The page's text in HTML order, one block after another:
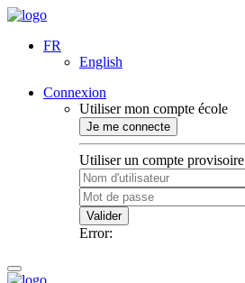
FR
English
Connexion
Utiliser mon compte école
Je me connecte
Utiliser un compte provisoire
Valider
Error: